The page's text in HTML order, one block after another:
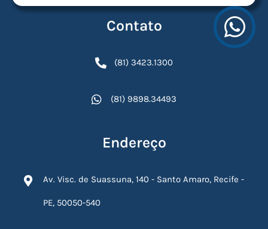
Contato
(81) 3423.1300
(81) 9898.34493
Endereço
Av. Visc. de Suassuna, 140 - Santo Amaro, Recife -
PE, 50050-540